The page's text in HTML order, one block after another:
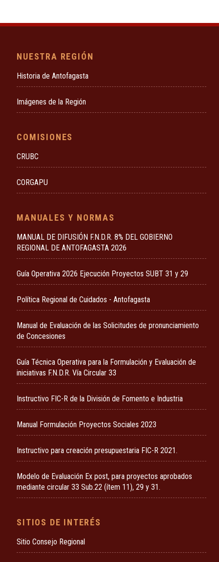
NUESTRA REGIÓN
Historia de Antofagasta
Imágenes de la Región
COMISIONES
CRUBC
CORGAPU
MANUALES Y NORMAS
MANUAL DE DIFUSIÓN F.N.D.R. 8% DEL GOBIERNO
REGIONAL DE ANTOFAGASTA 2026
Guía Operativa 2026 Ejecución Proyectos SUBT 31 y 29
Política Regional de Cuidados - Antofagasta
Manual de Evaluación de las Solicitudes de pronunciamiento
de Concesiones
Guía Técnica Operativa para la Formulación y Evaluación de
iniciativas F.N.D.R. Vía Circular 33
Instructivo FIC-R de la División de Fomento e Industria
Manual Formulación Proyectos Sociales 2023
Instructivo para creación presupuestaria FIC-R 2021.
Modelo de Evaluación Ex post, para proyectos aprobados
mediante circular 33 Sub.22 (ítem 11), 29 y 31.
SITIOS DE INTERÉS
Sitio Consejo Regional